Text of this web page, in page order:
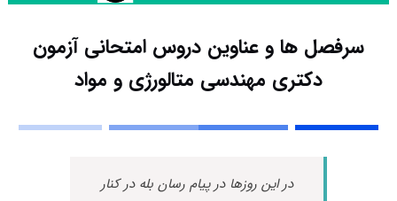
سرفصل ها و عناوین دروس امتحانی آزمون
دکتری مهندسی متالورژی و مواد
در این روزها در پیام رسان بله در کنار